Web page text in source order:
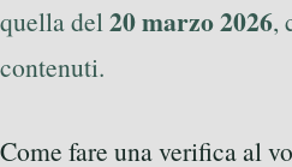
quella del 20 marzo 2026,
contenuti.
Come fare una verifica al